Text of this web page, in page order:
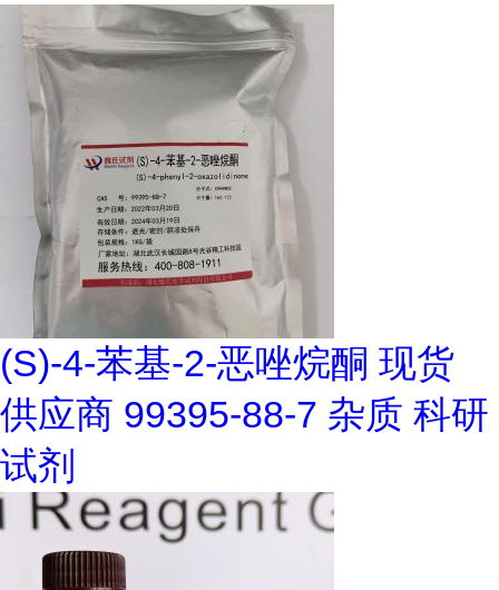
(S)-4-苯基-2-恶唑烷酮 现货
供应商 99395-88-7 杂质 科研
试剂